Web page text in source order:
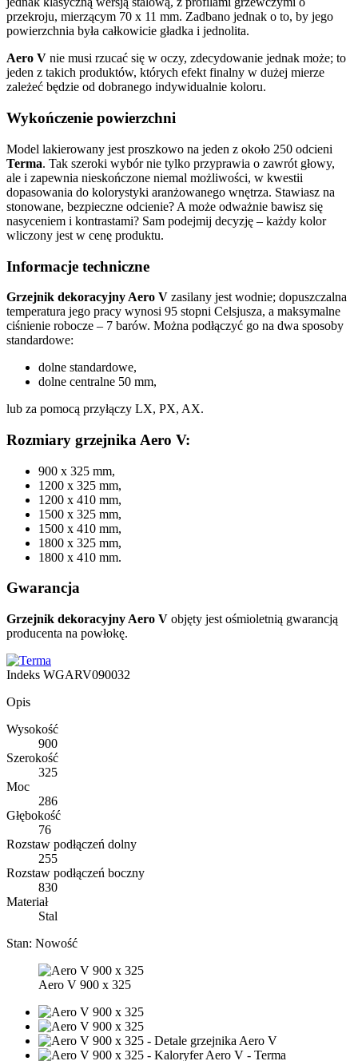
przekroju, mierzącym 70 x 11 mm. Zadbano jednak o to, by jego
powierzchnia była całkowicie gładka i jednolita.
Aero V nie musi rzucać się w oczy, zdecydowanie jednak może; to
jeden z takich produktów, których efekt finalny w dużej mierze
zależeć będzie od dobranego indywidualnie koloru.
Wykończenie powierzchni
Model lakierowany jest proszkowo na jeden z około 250 odcieni
Terma. Tak szeroki wybór nie tylko przyprawia o zawrót głowy,
ale i zapewnia nieskończone niemal możliwości, w kwestii
dopasowania do kolorystyki aranżowanego wnętrza. Stawiasz na
stonowane, bezpieczne odcienie? A może odważnie bawisz się
nasyceniem i kontrastami? Sam podejmij decyzję – każdy kolor
wliczony jest w cenę produktu.
Informacje techniczne
Grzejnik dekoracyjny Aero V zasilany jest wodnie; dopuszczalna
temperatura jego pracy wynosi 95 stopni Celsjusza, a maksymalne
ciśnienie robocze – 7 barów. Można podłączyć go na dwa sposoby
standardowe:
dolne standardowe,
dolne centralne 50 mm,
lub za pomocą przyłączy LX, PX, AX.
Rozmiary grzejnika Aero V:
900 x 325 mm,
1200 x 325 mm,
1200 x 410 mm,
1500 x 325 mm,
1500 x 410 mm,
1800 x 325 mm,
1800 x 410 mm.
Gwarancja
Grzejnik dekoracyjny Aero V objęty jest ośmioletnią gwarancją
producenta na powłokę.
Indeks WGARV090032
Opis
Wysokość
900
Szerokość
325
Moc
286
Głębokość
76
Rozstaw podłączeń dolny
255
Rozstaw podłączeń boczny
830
Materiał
Stal
Stan: Nowość
Aero V 900 x 325